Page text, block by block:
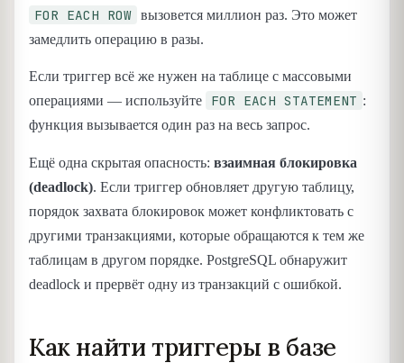
FOR EACH ROW вызовется миллион раз. Это может
замедлить операцию в разы.
Если триггер всё же нужен на таблице с массовыми
операциями — используйте
FOR EACH STATEMENT :
функция вызывается один раз на весь запрос.
Ещё одна скрытая опасность: взаимная блокировка
(deadlock). Если триггер обновляет другую таблицу,
порядок захвата блокировок может конфликтовать с
другими транзакциями, которые обращаются к тем же
таблицам в другом порядке. PostgreSQL обнаружит
deadlock и прервёт одну из транзакций с ошибкой.
Как найти триггеры в базе